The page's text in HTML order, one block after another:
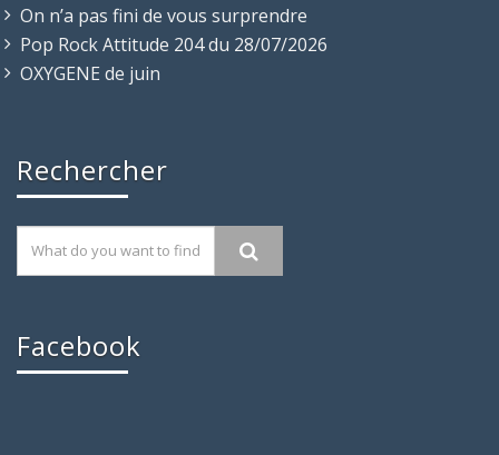
On n’a pas fini de vous surprendre
Pop Rock Attitude 204 du 28/07/2026
OXYGENE de juin
Rechercher
Facebook